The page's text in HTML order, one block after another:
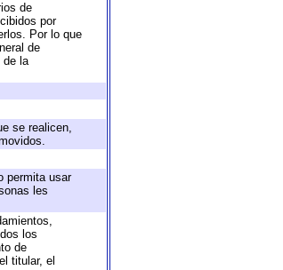
de
por
Por lo que
de
de la
se realicen,
permita usar
les
los
de
titular, el